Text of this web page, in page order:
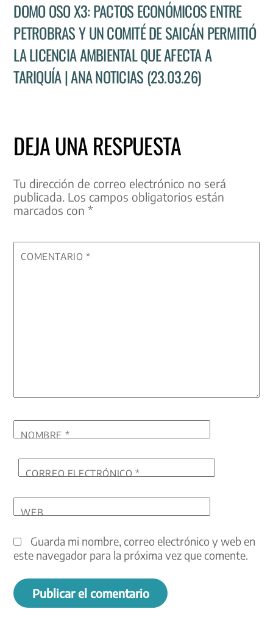
DOMO OSO X3: PACTOS ECONÓMICOS ENTRE
PETROBRAS Y UN COMITÉ DE SAICÁN PERMITIÓ
LA LICENCIA AMBIENTAL QUE AFECTA A
TARIQUÍA | ANA NOTICIAS (23.03.26)
DEJA UNA RESPUESTA
Tu dirección de correo electrónico no será
publicada. Los campos obligatorios están
marcados con*
COMENTARIO*
NOMBRE *
CORREO ELECTRÓNICO*
WEB
Guarda mi nombre, correo electrónico y web en
este navegador para la próxima vez que comente.